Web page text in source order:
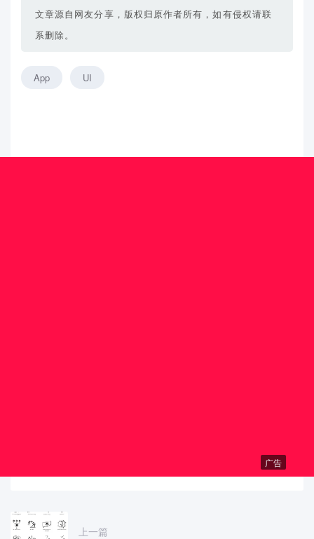
文章源自网友分享，版权归原作者所有，如有侵权请联
系删除。
App UI
广告
上一篇